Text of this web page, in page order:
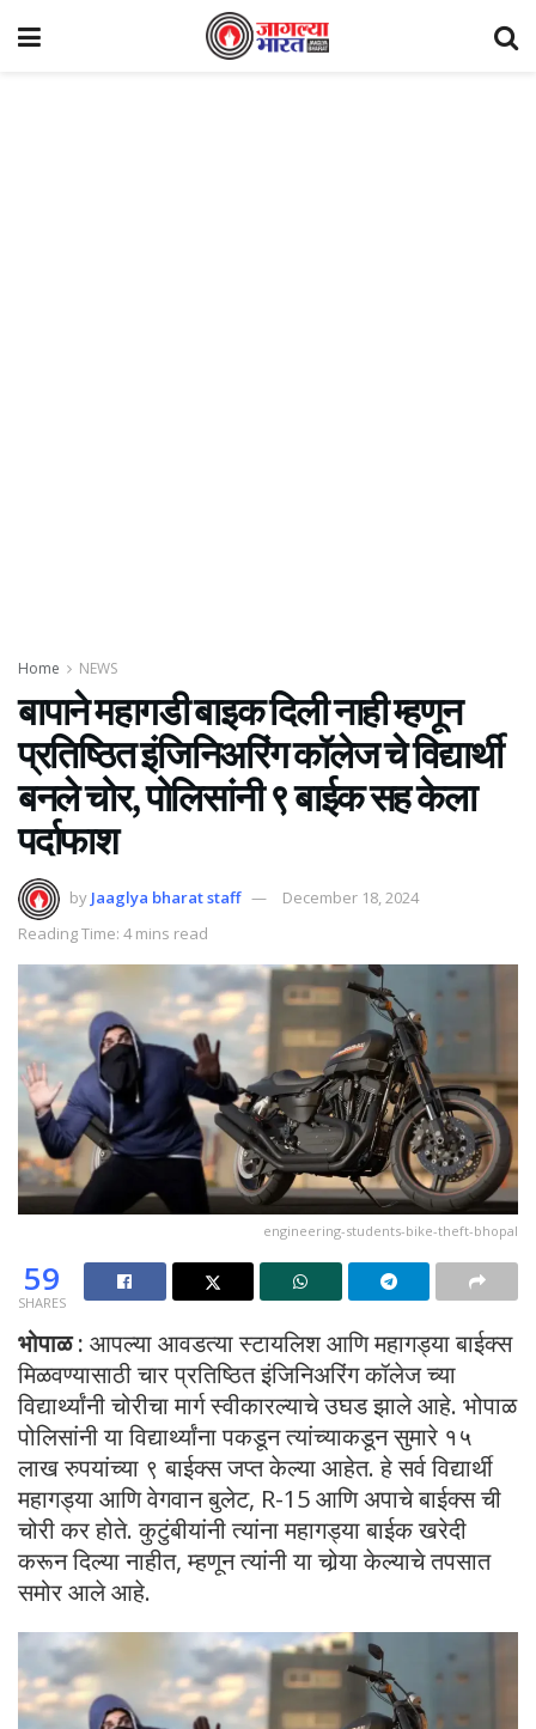
Home NEWS
बापाने महागडी बाइक दिली नाही म्हणून
प्रतिष्ठित इंजिनिअरिंग कॉलेज चे विद्यार्थी
बनले चोर, पोलिसांनी ९ बाईक सह केला
पर्दाफाश
by Jaaglya bharat staff
December 18, 2024
Reading Time: 4 mins read
engineering-students-bike-theft-bhopal
59
SHARES
भोपाळ : आपल्या आवडत्या स्टायलिश आणि महागड्या बाईक्स
मिळवण्यासाठी चार प्रतिष्ठित इंजिनिअरिंग कॉलेज च्या
विद्यार्थ्यांनी चोरीचा मार्ग स्वीकारल्याचे उघड झाले आहे. भोपाळ
पोलिसांनी या विद्यार्थ्यांना पकडून त्यांच्याकडून सुमारे १५
लाख रुपयांच्या ९ बाईक्स जप्त केल्या आहेत. हे सर्व विद्यार्थी
महागड्या आणि वेगवान बुलेट, R-15 आणि अपाचे बाईक्स ची
चोरी कर होते. कुटुंबीयांनी त्यांना महागड्या बाईक खरेदी
करून दिल्या नाहीत, म्हणून त्यांनी या चोर्‍या केल्याचे तपसात
समोर आले आहे.